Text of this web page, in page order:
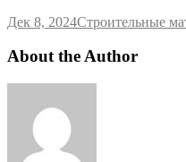
Дек 8, 2024Строительные
About the Author